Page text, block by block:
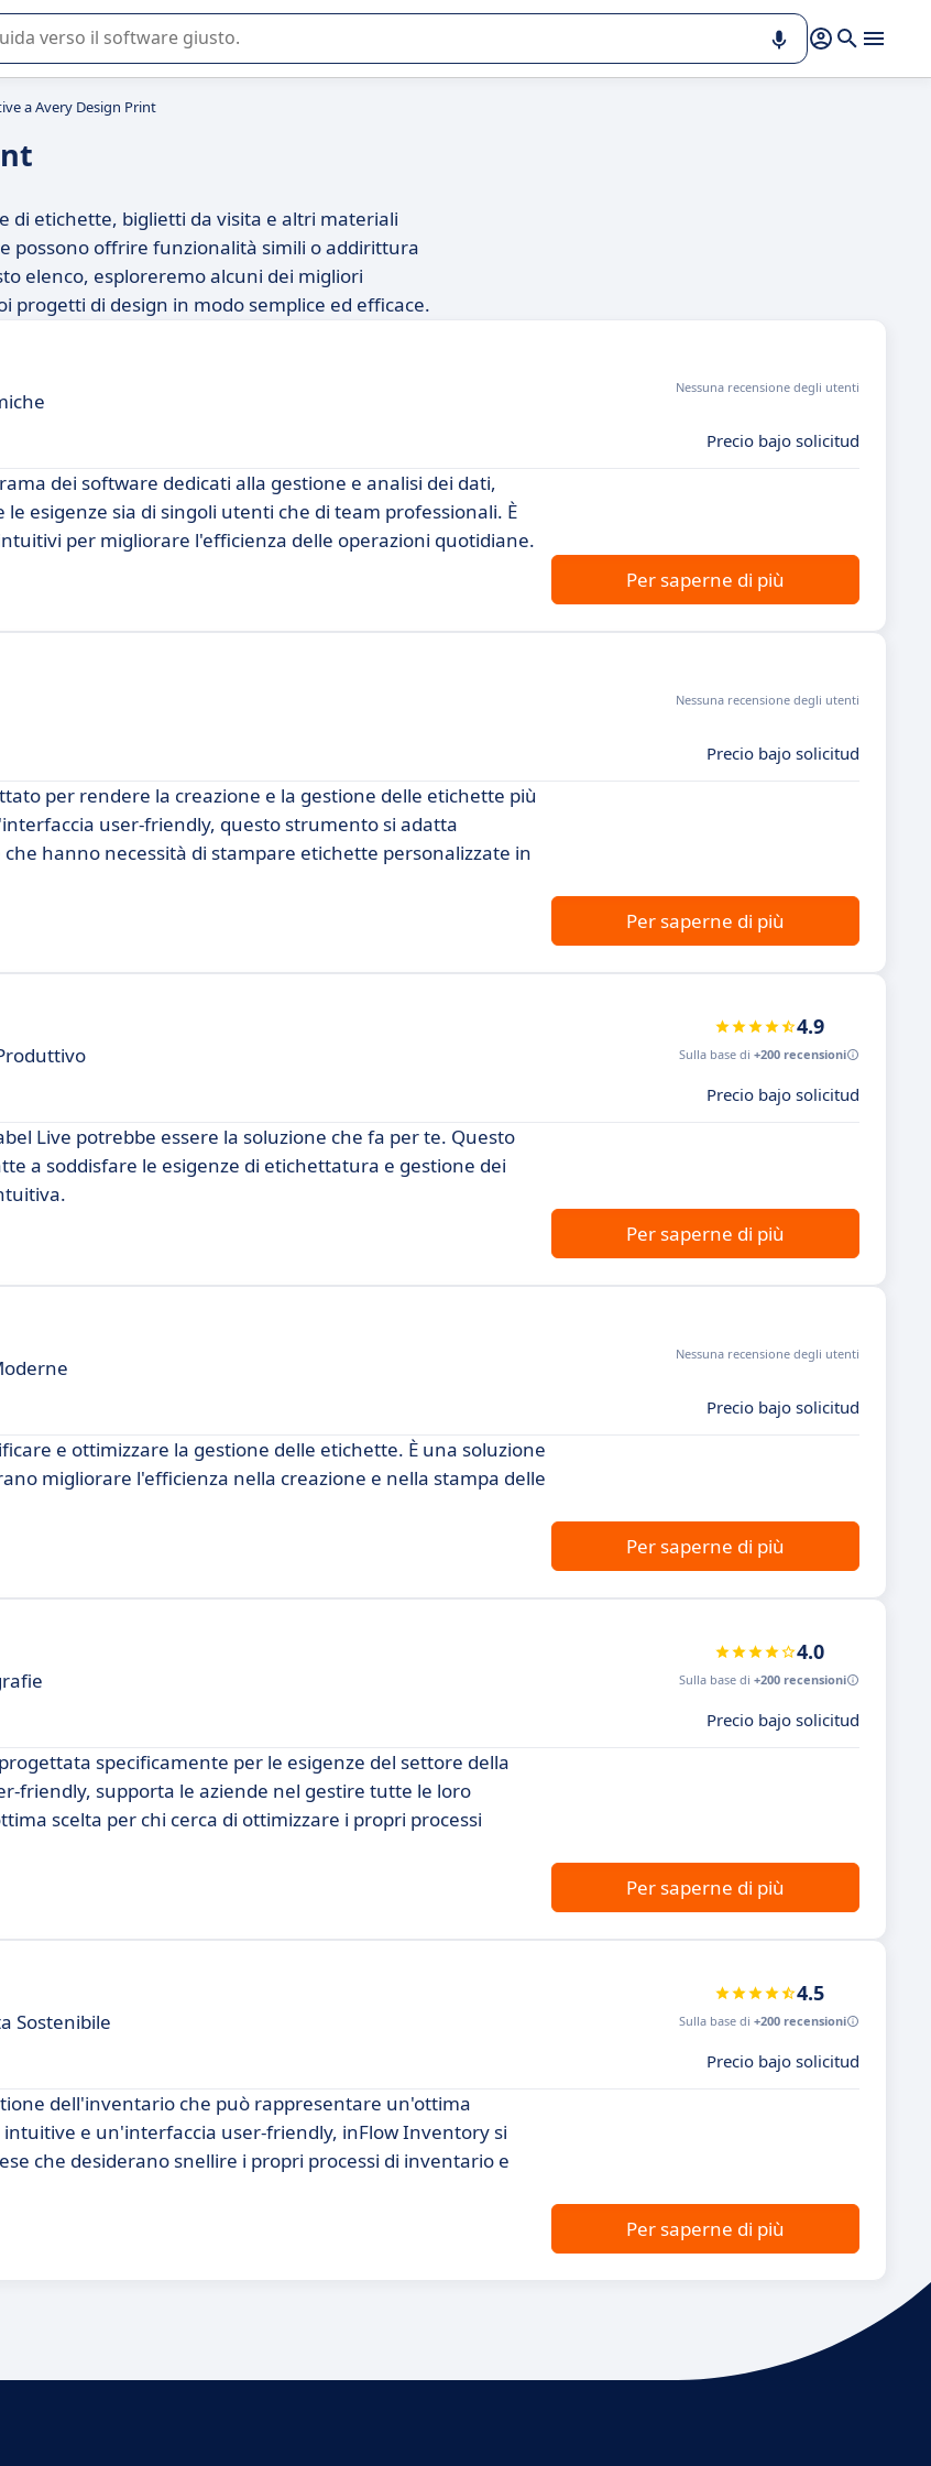
di un software SaaS per la vostra azienda.
a Avery Design Print
di etichette, biglietti da visita e altri materiali
possono offrire funzionalità simili o addirittura
elenco, esploreremo alcuni dei migliori
di design in modo semplice ed efficace.
Nessuna recensione degli utenti
Precio bajo solicitud
dei software dedicati alla gestione e analisi dei dati,
esigenze sia di singoli utenti che di team professionali. È
per migliorare l'efficienza delle operazioni quotidiane.
Per saperne di più
Nessuna recensione degli utenti
Precio bajo solicitud
per rendere la creazione e la gestione delle etichette più
user-friendly, questo strumento si adatta
hanno necessità di stampare etichette personalizzate in
Per saperne di più
4.9
Sulla base di +200 recensioni
Precio bajo solicitud
Live potrebbe essere la soluzione che fa per te. Questo
a soddisfare le esigenze di etichettatura e gestione dei
Per saperne di più
Nessuna recensione degli utenti
Precio bajo solicitud
e ottimizzare la gestione delle etichette. È una soluzione
migliorare l'efficienza nella creazione e nella stampa delle
Per saperne di più
4.0
Sulla base di +200 recensioni
Precio bajo solicitud
specificamente per le esigenze del settore della
friendly, supporta le aziende nel gestire tutte le loro
scelta per chi cerca di ottimizzare i propri processi
Per saperne di più
Sostenibile
4.5
Sulla base di +200 recensioni
Precio bajo solicitud
dell'inventario che può rappresentare un'ottima
e un'interfaccia user-friendly, inFlow Inventory si
che desiderano snellire i propri processi di inventario e
Per saperne di più